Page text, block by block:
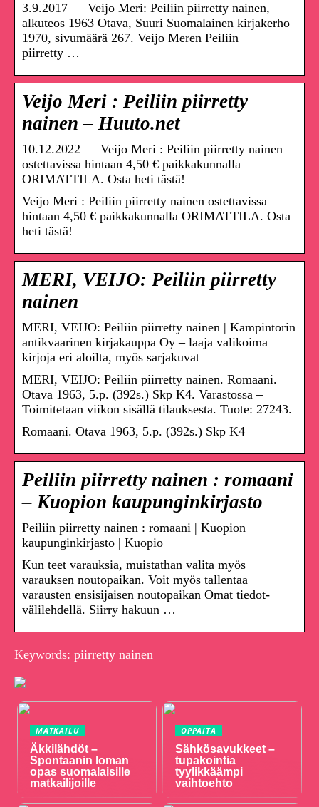
3.9.2017 — Veijo Meri: Peiliin piirretty nainen,
alkuteos 1963 Otava, Suuri Suomalainen kirjakerho
1970, sivumäärä 267. Veijo Meren Peiliin
piirretty …
Veijo Meri : Peiliin piirretty
nainen – Huuto.net
10.12.2022 — Veijo Meri : Peiliin piirretty nainen
ostettavissa hintaan 4,50 € paikkakunnalla
ORIMATTILA. Osta heti tästä!
Veijo Meri : Peiliin piirretty nainen ostettavissa
hintaan 4,50 € paikkakunnalla ORIMATTILA. Osta
heti tästä!
MERI, VEIJO: Peiliin piirretty
nainen
MERI, VEIJO: Peiliin piirretty nainen | Kampintorin
antikvaarinen kirjakauppa Oy – laaja valikoima
kirjoja eri aloilta, myös sarjakuvat
MERI, VEIJO: Peiliin piirretty nainen. Romaani.
Otava 1963, 5.p. (392s.) Skp K4. Varastossa –
Toimitetaan viikon sisällä tilauksesta. Tuote: 27243.
Romaani. Otava 1963, 5.p. (392s.) Skp K4
Peiliin piirretty nainen : romaani
– Kuopion kaupunginkirjasto
Peiliin piirretty nainen : romaani | Kuopion
kaupunginkirjasto | Kuopio
Kun teet varauksia, muistathan valita myös
varauksen noutopaikan. Voit myös tallentaa
varausten ensisijaisen noutopaikan Omat tiedot-
välilehdellä. Siirry hakuun …
Keywords: piirretty nainen
MATKAILU
Äkkilähdöt –
Spontaanin loman
opas suomalaisille
matkailijoille
OPPAITA
Sähkösavukkeet –
tupakointia
tyylikkäämpi
vaihtoehto